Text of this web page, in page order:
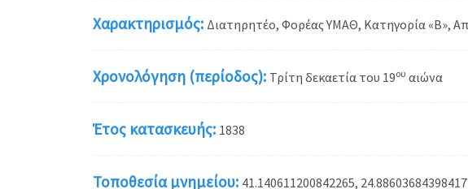
Χαρακτηρισμός: Διατηρητέο, Φορέας ΥΜΑΘ, Κατηγορία «Β»,
Χρονολόγηση (περίοδος): Τρίτη δεκαετία του 19ου αιώνα
Έτος κατασκευής: 1838
Τοποθεσία μνημείου: 41.140611200842265, 24.88603684398417